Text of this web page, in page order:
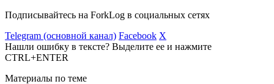
Подписывайтесь на ForkLog в социальных сетях
Telegram (основной канал) Facebook X
Нашли ошибку в тексте? Выделите ее и нажмите
CTRL+ENTER
Материалы по теме